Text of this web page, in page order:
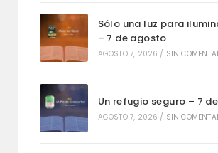
Sólo una luz para
– 7 de agosto
AGOSTO 7, 2026 / SIN
Un refugio seguro – 7
AGOSTO 7, 2026 / SIN